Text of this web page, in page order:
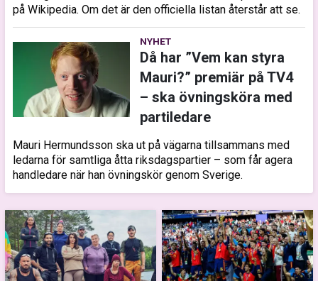
på Wikipedia. Om det är den officiella listan återstår att se.
NYHET
Då har ”Vem kan styra
Mauri?” premiär på TV4
– ska övningsköra med
partiledare
Mauri Hermundsson ska ut på vägarna tillsammans med
ledarna för samtliga åtta riksdagspartier – som får agera
handledare när han övningskör genom Sverige.